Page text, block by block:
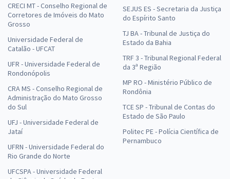
CRECI MT - Conselho Regional de
Corretores de Imóveis do Mato
Grosso
Universidade Federal de
Catalão - UFCAT
UFR - Universidade Federal de
Rondonópolis
CRA MS - Conselho Regional de
Administração do Mato Grosso
do Sul
UFJ - Universidade Federal de
Jataí
UFRN - Universidade Federal do
Rio Grande do Norte
UFCSPA - Universidade Federal
SEJUS ES - Secretaria da Justiça
do Espírito Santo
TJ BA - Tribunal de Justiça do
Estado da Bahia
TRF 3 - Tribunal Regional Federal
da 3ª Região
MP RO - Ministério Público de
Rondônia
TCE SP - Tribunal de Contas do
Estado de São Paulo
Politec PE - Polícia Científica de
Pernambuco